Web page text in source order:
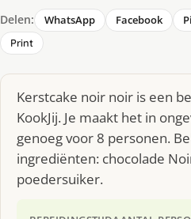
Delen: WhatsApp Facebook
Print
Kerstcake noir noir is een
KookJij. Je maakt het in
genoeg voor 8 personen.
ingrediënten: chocolade
poedersuiker.